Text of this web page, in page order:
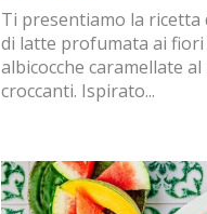
Ti presentiamo la ricetta
di latte profumata ai fiori
albicocche caramellate
croccanti. Ispirato...